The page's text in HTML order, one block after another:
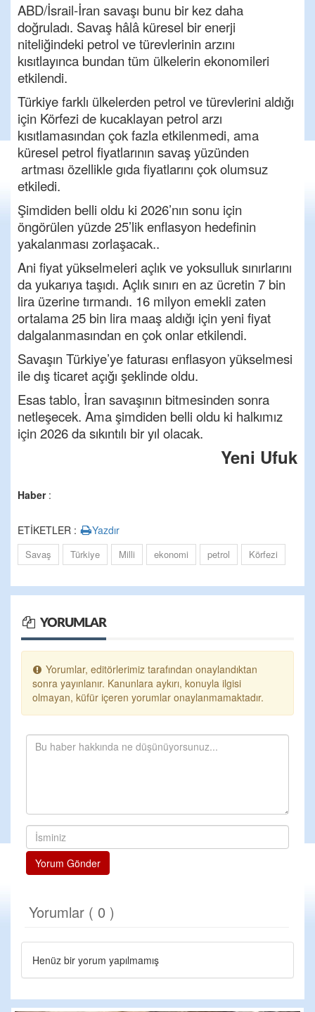
ABD/İsrail-İran savaşı bunu bir kez daha
doğruladı. Savaş hâlâ küresel bir enerji
niteliğindeki petrol ve türevlerinin arzını
kısıtlayınca bundan tüm ülkelerin ekonomileri
etkilendi.
Türkiye farklı ülkelerden petrol ve türevlerini aldığı
için Körfezi de kucaklayan petrol arzı
kısıtlamasından çok fazla etkilenmedi, ama
küresel petrol fiyatlarının savaş yüzünden
artması özellikle gıda fiyatlarını çok olumsuz
etkiledi.
Şimdiden belli oldu ki 2026’nın sonu için
öngörülen yüzde 25’lik enflasyon hedefinin
yakalanması zorlaşacak..
Ani fiyat yükselmeleri açlık ve yoksulluk sınırlarını
da yukarıya taşıdı. Açlık sınırı en az ücretin 7 bin
lira üzerine tırmandı. 16 milyon emekli zaten
ortalama 25 bin lira maaş aldığı için yeni fiyat
dalgalanmasından en çok onlar etkilendi.
Savaşın Türkiye’ye faturası enflasyon yükselmesi
ile dış ticaret açığı şeklinde oldu.
Esas tablo, İran savaşının bitmesinden sonra
netleşecek. Ama şimdiden belli oldu ki halkımız
için 2026 da sıkıntılı bir yıl olacak.
Yeni Ufuk
Haber:
ETİKETLER : Yazdır
Savaş Türkiye Milli ekonomi petrol Körfezi
YORUMLAR
Yorumlar, editörlerimiz tarafından onaylandıktan
sonra yayınlanır. Kanunlara aykırı, konuyla ilgisi
olmayan, küfür içeren yorumlar onaylanmamaktadır.
Yorum Gönder
Yorumlar ( 0 )
Henüz bir yorum yapılmamış